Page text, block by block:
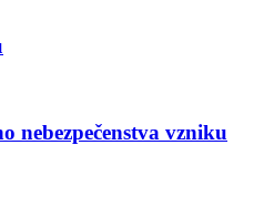
nebezpečenstva vzniku